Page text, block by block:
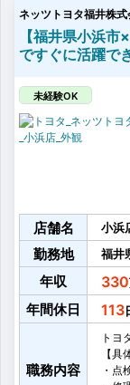
お客
スを
営業
門が
ネッツトヨタ福井株式
【福井県小浜
ですぐに活躍で
未経験OK
店舗名 小浜
勤務地 福井
年収 330
年間休日 113
職務内容
トヨ
【具
・点